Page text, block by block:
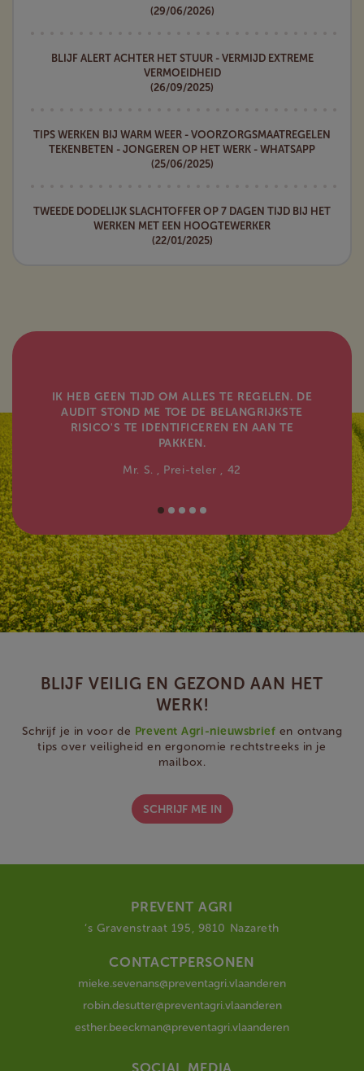
(29/06/2026)
BLIJF ALERT ACHTER HET STUUR - VERMIJD EXTREME
VERMOEIDHEID
(26/09/2025)
TIPS WERKEN BIJ WARM WEER - VOORZORGSMAATREGELEN
TEKENBETEN - JONGEREN OP HET WERK - WHATSAPP
(25/06/2025)
TWEEDE DODELIJK SLACHTOFFER OP 7 DAGEN TIJD BIJ HET
WERKEN MET EEN HOOGTEWERKER
(22/01/2025)
IK HEB GEEN TIJD OM ALLES TE REGELEN. DE
AUDIT STOND ME TOE DE BELANGRIJKSTE
RISICO'S TE IDENTIFICEREN EN AAN TE
PAKKEN.
Mr. S. , Prei-teler , 42
BLIJF VEILIG EN GEZOND AAN HET
WERK!
Schrijf je in voor de Prevent Agri-nieuwsbrief en ontvang
tips over veiligheid en ergonomie rechtstreeks in je
mailbox.
SCHRIJF ME IN
PREVENT AGRI
‘s Gravenstraat 195, 9810 Nazareth
CONTACTPERSONEN
mieke.sevenans@preventagri.vlaanderen
robin.desutter@preventagri.vlaanderen
esther.beeckman@preventagri.vlaanderen
SOCIAL MEDIA